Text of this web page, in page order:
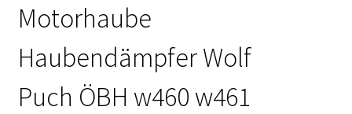
Motorhaube
Haubendämpfer Wolf
Puch ÖBH w460 w461